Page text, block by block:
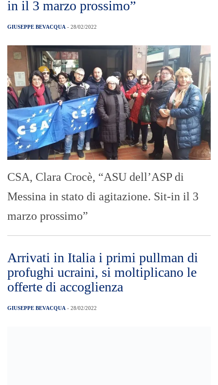
Polizia Municipale: ristorante con
addetti cucina senza green pass.
non sicuri
GIUSEPPE BEVACQUA- 28/02/2022
Si è conclusa nella nottata di ieri
domenica 27 febbraio l’intensa attività
della polizia specialistica – sezione polizia
vicario commissario Giovanni Giardina e
coordinata dall’ispettore Cifalà Giuseppe,
iniziata con le verifiche di attività di
prodotti carnevaleschi e nel fine settimana
con ispezioni di locali di intrattenimento
[…]